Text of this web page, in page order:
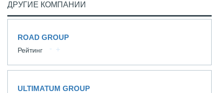
ДРУГИЕ КОМПАНИИ
ROAD GROUP
Рейтинг
ULTIMATUM GROUP